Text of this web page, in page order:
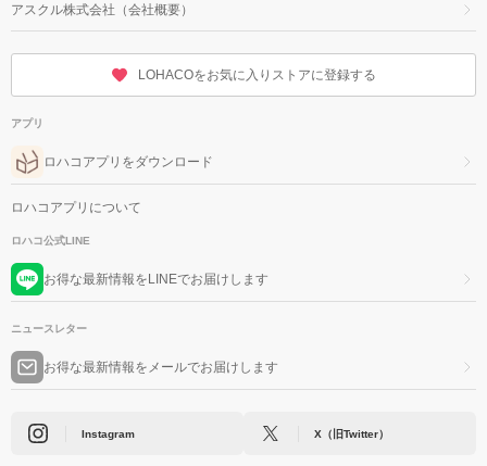
アスクル株式会社（会社概要）
LOHACOをお気に入りストアに登録する
アプリ
ロハコアプリをダウンロード
ロハコアプリについて
ロハコ公式LINE
お得な最新情報をLINEでお届けします
ニュースレター
お得な最新情報をメールでお届けします
Instagram X（旧Twitter）